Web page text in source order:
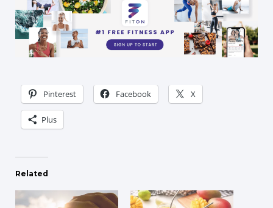
Pinterest Facebook X
Plus
Related